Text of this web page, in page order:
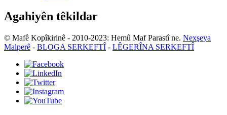
Agahiyên têkildar
© Mafê Kopîkirinê - 2010-2023: Hemû Maf Parastî ne. Nexşeya
Malperê - BLOGA SERKEFTÎ - LÊGERÎNA SERKEFTÎ